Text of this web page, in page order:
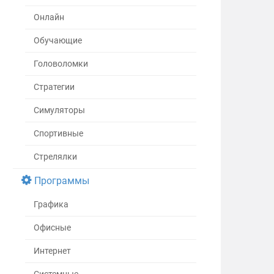
Онлайн
Обучающие
Головоломки
Стратегии
Симуляторы
Спортивные
Стрелялки
Программы
Графика
Офисные
Интернет